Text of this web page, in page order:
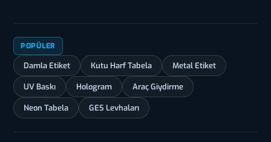
POPÜLER
Damla Etiket Kutu Harf Tabela Metal Etiket
UV Baskı Hologram Araç Giydirme
Neon Tabela GES Levhaları